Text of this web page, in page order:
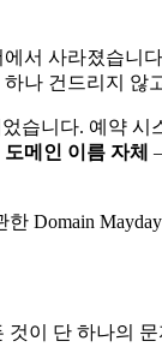
서 사라졌습니
나 건드리지 않
습니다. 예약 시
도메인 이름 자체
Domain
이 단 하나의